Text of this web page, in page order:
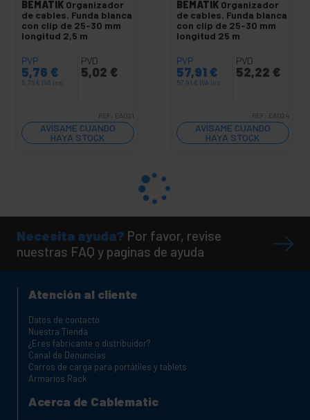
BEMATIK Organizador
de cables. Funda blanca
con clip de 25-30 mm
longitud 2,5 m
PVP
5,76 €
5,76 € IVA inc.
PVD
5,02 €
REF: EA021
AVÍSAME CUANDO
HAYA STOCK
BEMATIK Organizador
de cables. Funda blanca
con clip de 25-30 mm
longitud 25 m
PVP
57,91 €
57,91 € IVA inc.
PVD
52,22 €
REF: EA024
AVÍSAME CUANDO
HAYA STOCK
Necesita ayuda? Por favor, revise
nuestras FAQ y paginas de ayuda
Atención al cliente
Datos de contacto
Nuestra Tienda
¿Eres fabricante o distribuidor?
Canal de Denuncias
Carros de carga para portátiles y tablets
Armarios Rack
Acerca de Cablematic